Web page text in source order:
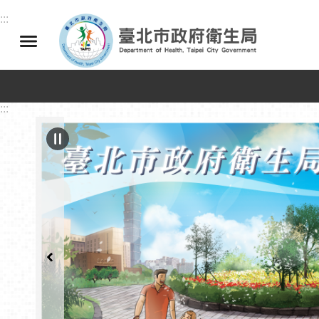
跳到主要內容區塊
:::
:::